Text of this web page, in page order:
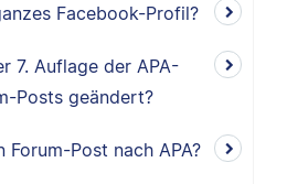
Facebook-Profil?
7. Auflage der APA-
Posts geändert?
Post nach APA?